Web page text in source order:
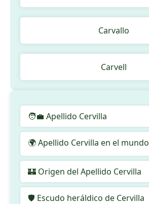
Carvallo
Carvell
🧑‍💼 Apellido Cervilla
🌍 Apellido Cervilla en el mundo
🏰 Origen del Apellido Cervilla
🛡️ Escudo heráldico de Cervilla